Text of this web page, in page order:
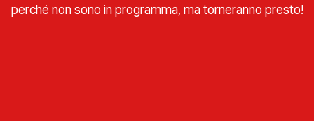
perché non sono in programma, ma torneranno presto!